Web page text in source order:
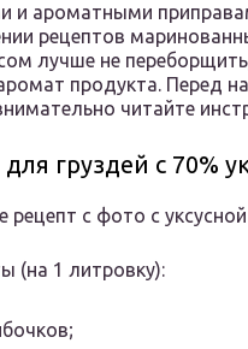
и ароматными
рецептов
лучше не
продукта. Перед
читайте
груздей с 70%
рецепт с фото с
(на 1 литровку):